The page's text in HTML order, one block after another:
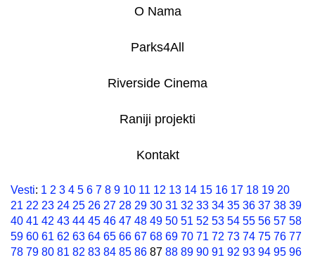
O Nama
Parks4All
Riverside Cinema
Raniji projekti
Kontakt
Vesti: 1 2 3 4 5 6 7 8 9 10 11 12 13 14 15 16 17 18 19 20
21 22 23 24 25 26 27 28 29 30 31 32 33 34 35 36 37 38 39
40 41 42 43 44 45 46 47 48 49 50 51 52 53 54 55 56 57 58
59 60 61 62 63 64 65 66 67 68 69 70 71 72 73 74 75 76 77
78 79 80 81 82 83 84 85 86 87 88 89 90 91 92 93 94 95 96